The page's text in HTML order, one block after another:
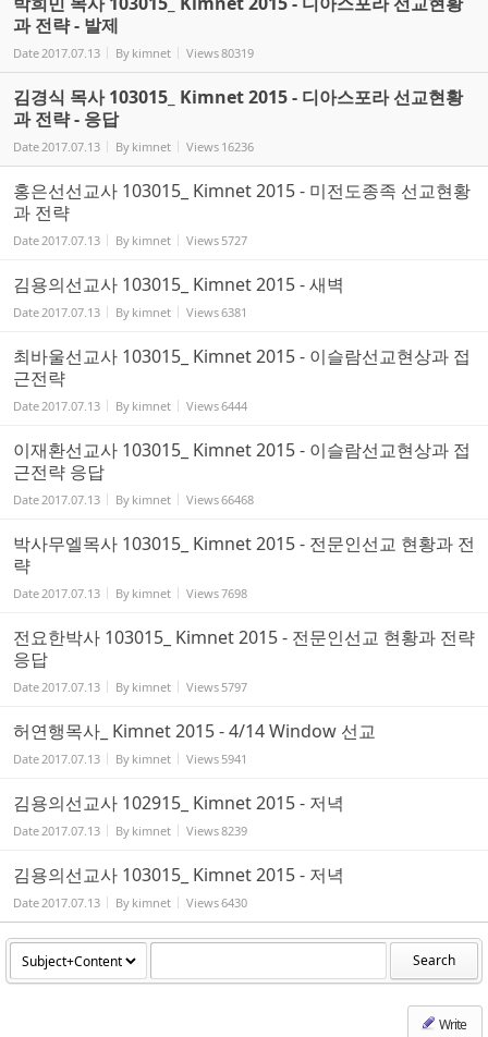
과 전략 - 발제
Date2017.07.13 By kimnet Views80319
김경식 목사 103015_ Kimnet 2015 - 디아스포라 선교현황
과 전략 - 응답
Date2017.07.13 By kimnet Views 16236
홍은선선교사 103015_ Kimnet 2015 - 미전도종족 선교현황
과 전략
Date2017.07.13 By kimnet Views 5727
김용의선교사 103015_ Kimnet 2015 - 새벽
Date2017.07.13 By kimnet Views6381
최바울선교사 103015_ Kimnet 2015 - 이슬람선교현상과 접
근전략
Date2017.07.13 By kimnet Views6444
이재환선교사 103015_ Kimnet 2015 - 이슬람선교현상과 접
근전략 응답
Date2017.07.13 By kimnet Views66468
박사무엘목사 103015_ Kimnet 2015 - 전문인선교 현황과 전
략
Date2017.07.13 By kimnet Views7698
전요한박사 103015_ Kimnet 2015 - 전문인선교 현황과 전략
응답
Date2017.07.13 By kimnet Views 5797
허연행목사_ Kimnet 2015 - 4/14 Window 선교
Date2017.07.13 By kimnet Views 5941
김용의선교사 102915_ Kimnet 2015 - 저녁
Date2017.07.13 By kimnet Views8239
김용의선교사 103015_ Kimnet 2015 - 저녁
Date2017.07.13 By kimnet Views6430
Search
Write